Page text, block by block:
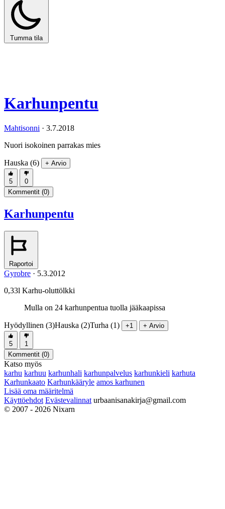
Tumma tila
Karhunpentu
Mahtisonni · 3.7.2018
Nuori isokoinen parrakas mies
Hauska (6) + Arvio
5
0
Kommentit (0)
Karhunpentu
Raportoi
Gyrobre · 5.3.2012
0,33l Karhu-oluttölkki
Mulla on 24 karhunpentua tuolla jääkaapissa
Hyödyllinen (3)Hauska (2)Turha (1) +1 + Arvio
5
1
Kommentit (0)
Katso myös
karhu karhuu karhunhali karhunpalvelus karhunkieli karhuta
Karhunkaato Karhunkääryle amos karhunen
Lisää oma määritelmä
Käyttöehdot Evästevalinnat urbaanisanakirja@gmail.com
© 2007 - 2026 Nixarn